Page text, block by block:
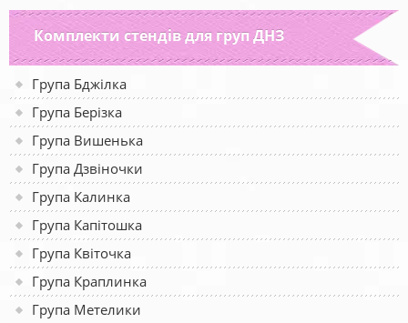
Комплекти стендів для груп ДНЗ
Група Бджілка
Група Берізка
Група Вишенька
Група Дзвіночки
Група Калинка
Група Капітошка
Група Квіточка
Група Краплинка
Група Метелики